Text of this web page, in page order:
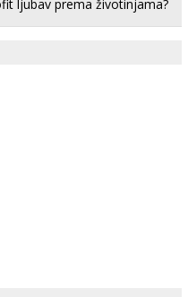
ljubav prema životinjama?